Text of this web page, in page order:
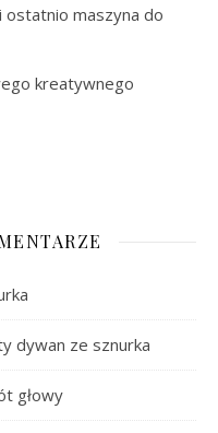
ostatnio maszyna do
kreatywnego
dywan ze sznurka
głowy